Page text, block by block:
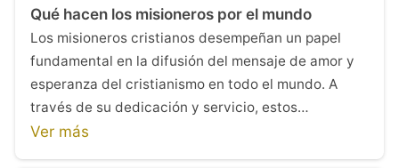
Qué hacen los misioneros por el mundo
Los misioneros cristianos desempeñan un papel
fundamental en la difusión del mensaje de amor y
esperanza del cristianismo en todo el mundo. A
través de su dedicación y servicio, estos…
Ver más